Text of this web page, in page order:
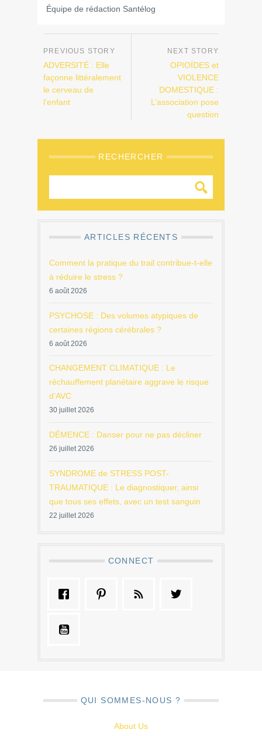
Équipe de rédaction Santélog
ADVERSITÉ : Elle
façonne littéralement
le cerveau de
l’enfant
OPIOÏDES et
VIOLENCE
DOMESTIQUE :
L’association pose
question
RECHERCHER
ARTICLES RÉCENTS
Comment la pratique du trail contribue-t-elle
à réduire le stress ?
6 août 2026
PSYCHOSE : Des volumes atypiques de
certaines régions cérébrales ?
6 août 2026
CHANGEMENT CLIMATIQUE : Le
réchauffement planétaire aggrave le risque
d’AVC
30 juillet 2026
DÉMENCE : Danser pour ne pas décliner
26 juillet 2026
SYNDROME de STRESS POST-
TRAUMATIQUE : Le diagnostiquer, ainsi
que tous ses effets, avec un test sanguin
22 juillet 2026
CONNECT
QUI SOMMES-NOUS ?
About Us